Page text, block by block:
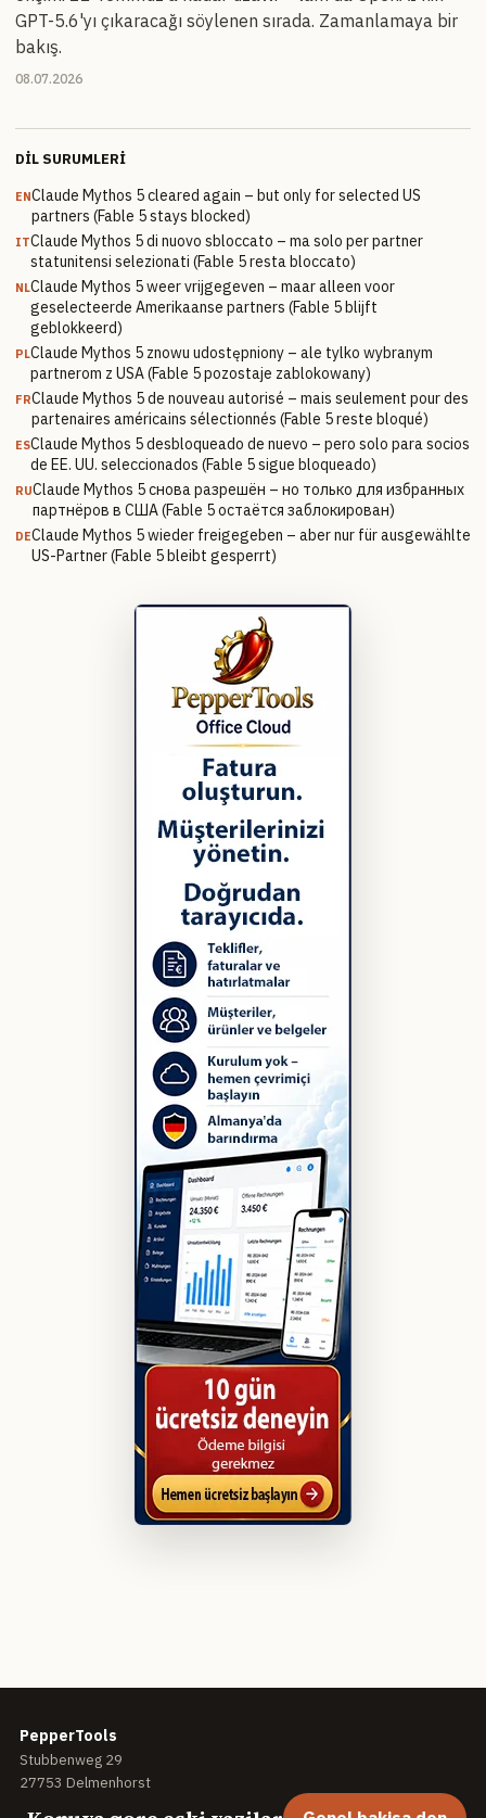
GPT-5.6'yı çıkaracağı söylenen sırada. Zamanlamaya bir
bakış.
08.07.2026
DIL SURUMLERI
ENClaude Mythos 5 cleared again – but only for selected US
partners (Fable 5 stays blocked)
ITClaude Mythos 5 di nuovo sbloccato – ma solo per partner
statunitensi selezionati (Fable 5 resta bloccato)
NLClaude Mythos 5 weer vrijgegeven – maar alleen voor
geselecteerde Amerikaanse partners (Fable 5 blijft
geblokkeerd)
PLClaude Mythos 5 znowu udostępniony – ale tylko wybranym
partnerom z USA (Fable 5 pozostaje zablokowany)
FRClaude Mythos 5 de nouveau autorisé – mais seulement pour des
partenaires américains sélectionnés (Fable 5 reste bloqué)
ESClaude Mythos 5 desbloqueado de nuevo – pero solo para socios
de EE. UU. seleccionados (Fable 5 sigue bloqueado)
RUClaude Mythos 5 снова разрешён – но только для избранных
партнёров в США (Fable 5 остаётся заблокирован)
DEClaude Mythos 5 wieder freigegeben – aber nur für ausgewählte
US-Partner (Fable 5 bleibt gesperrt)
PepperTools
Stubbenweg 29
27753 Delmenhorst